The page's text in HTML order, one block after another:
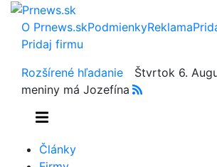
O Prnews.skPodmienkyReklama
Pridaj firmu
Rozšírené hľadanie
Štvrtok 6.
meniny má Jozefína
Články